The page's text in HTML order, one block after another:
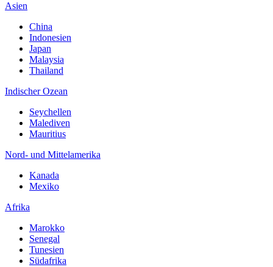
Asien
China
Indonesien
Japan
Malaysia
Thailand
Indischer Ozean
Seychellen
Malediven
Mauritius
Nord- und Mittelamerika
Kanada
Mexiko
Afrika
Marokko
Senegal
Tunesien
Südafrika